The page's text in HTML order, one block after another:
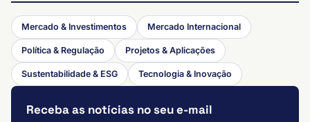
Mercado & Investimentos Mercado Internacional
Política & Regulação Projetos & Aplicações
Sustentabilidade & ESG Tecnologia & Inovação
Receba as notícias no seu e-mail